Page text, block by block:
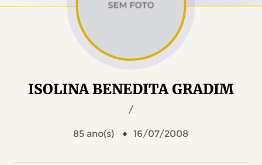
MENSAGENS
ISOLINA BENEDITA GRADIM
/
85 ano(s) 16/07/2008